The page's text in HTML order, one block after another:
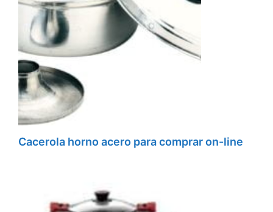
Cacerola horno acero para comprar on-line